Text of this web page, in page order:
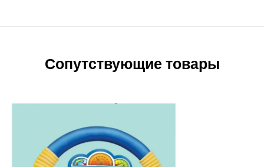
Сопутствующие товары